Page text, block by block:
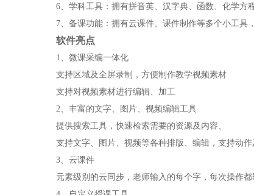
6、学科工具：拥有拼音英、汉字典、函数、化学方
7、备课功能：拥有云课件、课件制作等多个小工具
软件亮点
1、微课采编一体化
支持区域及全屏录制，方便制作教学视频素材
支持对视频素材进行编辑、加工
2、丰富的文字、图片、视频编辑工具
提供搜索工具，快速检索需要的资源及内容、
支持文字、图片、视频等各种排版、编辑，支持动
3、云课件
元素级别的云同步，老师输入的每个字，每次操作都